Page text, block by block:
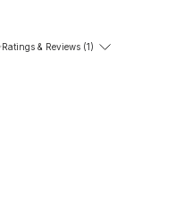
Ratings & Reviews (1)